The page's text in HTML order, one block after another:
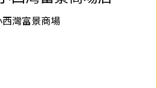
西灣富景商場